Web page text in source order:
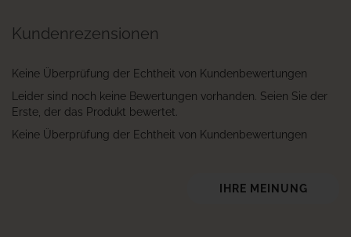
Kundenrezensionen
Keine Überprüfung der Echtheit von Kundenbewertungen
Leider sind noch keine Bewertungen vorhanden. Seien Sie der
Erste, der das Produkt bewertet.
Keine Überprüfung der Echtheit von Kundenbewertungen
IHRE MEINUNG